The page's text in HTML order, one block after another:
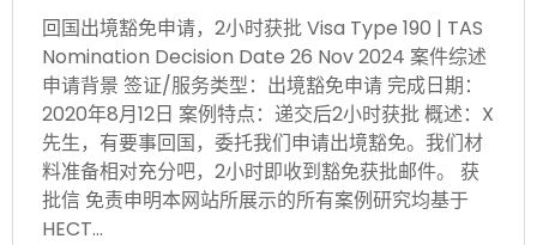
回国出境豁免申请，2小时获批 Visa Type 190 | TAS
Nomination Decision Date 26 Nov 2024 案件综述
申请背景 签证/服务类型：出境豁免申请 完成日期：
2020年8月12日 案例特点：递交后2小时获批 概述：X
先生，有要事回国，委托我们申请出境豁免。我们材
料准备相对充分吧，2小时即收到豁免获批邮件。 获
批信 免责申明本网站所展示的所有案例研究均基于
HECT…